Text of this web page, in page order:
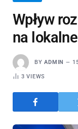
Wpływ
na
BY ADMIN
3VIEWS